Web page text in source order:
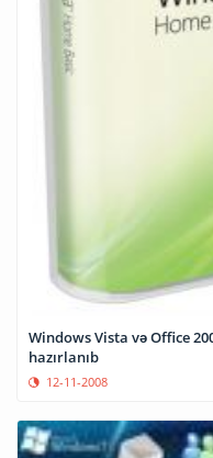
Windows Vista və Office
hazırlanıb
12-11-2008